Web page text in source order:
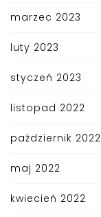
marzec 2023
luty 2023
styczeń 2023
listopad 2022
październik 2022
maj 2022
kwiecień 2022